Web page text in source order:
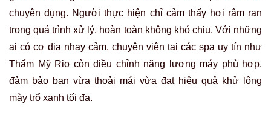
chuyên dụng. Người thực hiện chỉ cảm thấy hơi râm ran
trong quá trình xử lý, hoàn toàn không khó chịu. Với những
ai có cơ địa nhạy cảm, chuyên viên tại các spa uy tín như
Thẩm Mỹ Rio còn điều chỉnh năng lượng máy phù hợp,
đảm bảo bạn vừa thoải mái vừa đạt hiệu quả khử lông
mày trổ xanh tối đa.